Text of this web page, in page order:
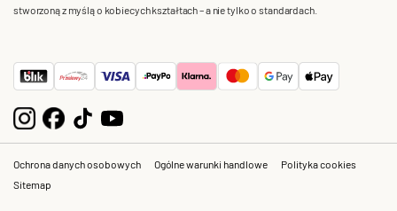
stworzoną z myślą o kobiecych kształtach – a nie tylko o standardach.
Ochrona danych osobowych Ogólne warunki handlowe
Polityka cookies
Sitemap